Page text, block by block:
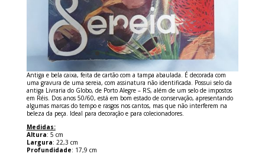
Antiga e bela caixa, feita de cartão com a tampa abaulada. É decorada com
uma gravura de uma sereia, com assinatura não identificada. Possui selo da
antiga Livraria do Globo, de Porto Alegre – RS, além de um selo de impostos
em Réis. Dos anos 50/60, está em bom estado de conservação, apresentando
algumas marcas do tempo e rasgos nos cantos, mas que não interferem na
beleza da peça. Ideal para decoração e para colecionadores.
Medidas:
Altura: 5 cm
Largura: 22,3 cm
Profundidade: 17,9 cm